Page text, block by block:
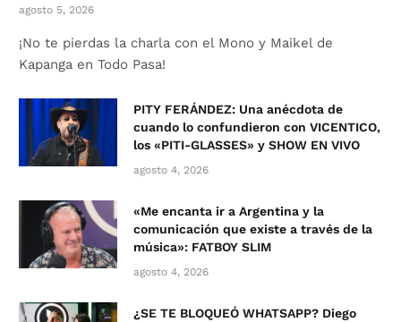
agosto 5, 2026
¡No te pierdas la charla con el Mono y Maikel de
Kapanga en Todo Pasa!
PITY FERÁNDEZ: Una anécdota de
cuando lo confundieron con VICENTICO,
los «PITI-GLASSES» y SHOW EN VIVO
agosto 4, 2026
«Me encanta ir a Argentina y la
comunicación que existe a través de la
música»: FATBOY SLIM
agosto 4, 2026
¿SE TE BLOQUEÓ WHATSAPP? Diego